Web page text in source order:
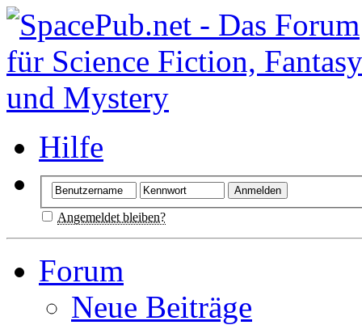
Hilfe
Angemeldet bleiben?
Forum
Neue Beiträge